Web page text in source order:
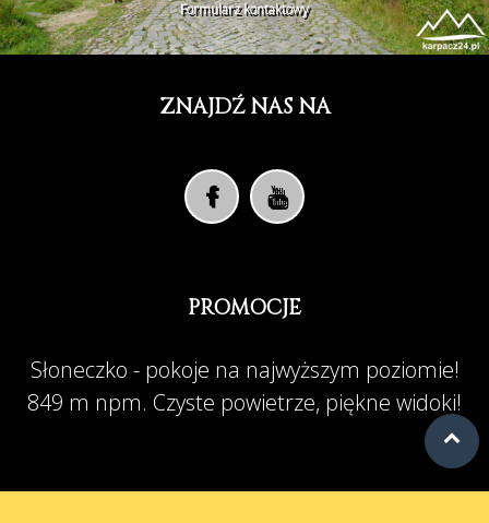
Formularz kontaktowy
ZNAJDŹ NAS NA
PROMOCJE
Słoneczko - pokoje na najwyższym poziomie!
849 m npm. Czyste powietrze, piękne widoki!